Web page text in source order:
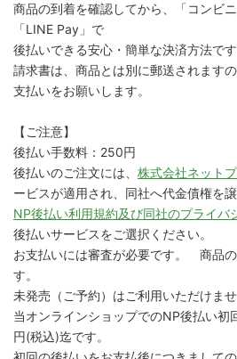
商品の到着を確認してから、「コンビ
「LINE Pay」で
後払いできる安心・簡単な決済方法です
請求書は、商品とは別に郵送されます
支払いをお願いします。
【ご注意】
後払い手数料：250円
後払いのご注文には、 株式会社ネット
ービスが適用され、同社へ代金債権を譲
NP後払い利用規約及び同社のプライバ
後払いサービスをご選択ください。
お支払いには審査が必要です。 商品
す。
未発売（ご予約）はご利用いただけませ
当オンラインショップでのNP後払い
円(税込)迄です。